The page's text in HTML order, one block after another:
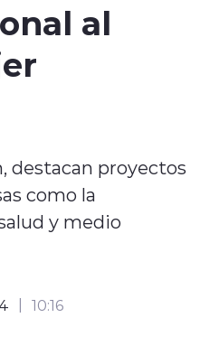
al
destacan proyectos
como la
y medio
10:16